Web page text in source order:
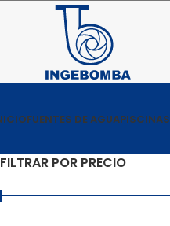
FUENTES DE AGUAPISCINAS
FILTRAR POR PRECIO